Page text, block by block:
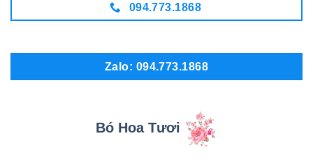
094.773.1868
Zalo: 094.773.1868
Bó Hoa Tươi